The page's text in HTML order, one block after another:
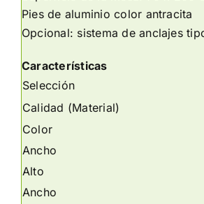
Pies de aluminio color antracita
Opcional: sistema de anclajes
Características
Selección
Calidad (Material)
Color
Ancho
Alto
Ancho